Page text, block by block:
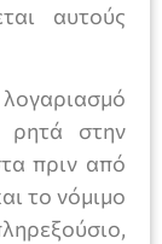
αυτούς
ρητά στην
πριν από
το νόμιμο